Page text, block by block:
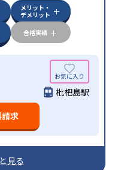
メリット・
デメリット
合格実績
枇杷島駅
求
見る